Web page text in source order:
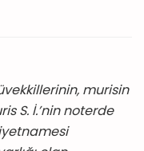
murisin
S. İ.’nin noterde